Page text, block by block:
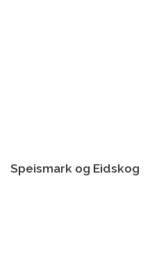
Speismark og Eidskog